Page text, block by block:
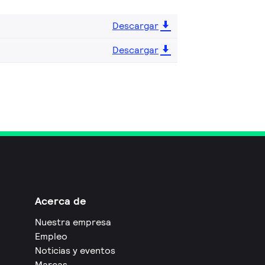
Descargar
Descargar
Acerca de
Nuestra empresa
Empleo
Noticias y eventos